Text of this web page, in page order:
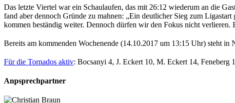
Das letzte Viertel war ein Schaulaufen, das mit 26:12 wiederum an die
fand aber dennoch Gründe zu mahnen: „Ein deutlicher Sieg zum
kommen beständig weiter. Dennoch dürfen wir den Fokus nicht
Bereits am kommenden Wochenende (14.10.2017 um 13:15 Uhr) steht in
Für die Tornados aktiv: Bocsanyi 4, J. Eckert 10, M. Eckert 14,
Anpsprechpartner